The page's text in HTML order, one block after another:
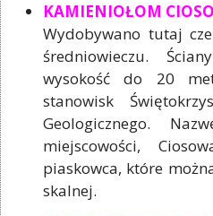
KAMIENIOŁOM
Wydobywano tutaj
średniowieczu.
wysokość do 20
stanowisk
Geologicznego.
miejscowości,
piaskowca, które
skalnej.